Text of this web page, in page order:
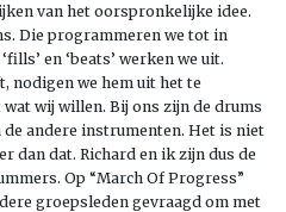
van het oorspronkelijke idee.
Die programmeren we tot in
en ‘beats’ werken we uit.
nodigen we hem uit het te
wij willen. Bij ons zijn de drums
andere instrumenten. Het is niet
dan dat. Richard en ik zijn dus de
Op “March Of Progress”
groepsleden gevraagd om met